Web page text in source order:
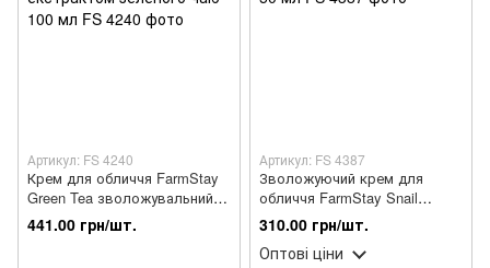
Артикул: FS 4240
Крем для обличчя FarmStay
Green Tea зволожувальний з
екстрактом зеленого чаю
100 мл
441.00 грн/шт.
Артикул: FS 4387
Зволожуючий крем для
обличчя FarmStay Snail
Mucus з муцином равлика 50
мл
310.00 грн/шт.
Оптові ціни